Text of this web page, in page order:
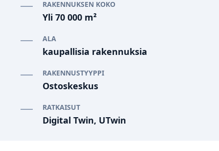
RAKENNUKSEN KOKO
Yli 70 000 m²
ALA
kaupallisia rakennuksia
RAKENNUSTYYPPI
Ostoskeskus
RATKAISUT
Digital Twin, UTwin